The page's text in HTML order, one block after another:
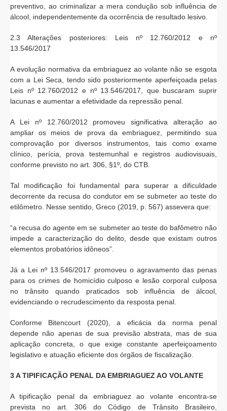
preventivo, ao criminalizar a mera condução sob influência de
álcool, independentemente da ocorrência de resultado lesivo.
2.3 Alterações posteriores: Leis nº 12.760/2012 e nº
13.546/2017
A evolução normativa da embriaguez ao volante não se esgota
com a Lei Seca, tendo sido posteriormente aperfeiçoada pelas
Leis nº 12.760/2012 e nº 13.546/2017, que buscaram suprir
lacunas e aumentar a efetividade da repressão penal.
A Lei nº 12.760/2012 promoveu significativa alteração ao
ampliar os meios de prova da embriaguez, permitindo sua
comprovação por diversos instrumentos, tais como exame
clínico, perícia, prova testemunhal e registros audiovisuais,
conforme previsto no art. 306, §1º, do CTB.
Tal modificação foi fundamental para superar a dificuldade
decorrente da recusa do condutor em se submeter ao teste do
etilômetro. Nesse sentido, Greco (2019, p. 567) assevera que:
“a recusa do agente em se submeter ao teste do bafômetro não
impede a caracterização do delito, desde que existam outros
elementos probatórios idôneos”.
Já a Lei nº 13.546/2017 promoveu o agravamento das penas
para os crimes de homicídio culposo e lesão corporal culposa
no trânsito quando praticados sob influência de álcool,
evidenciando o recrudescimento da resposta penal.
Conforme Bitencourt (2020), a eficácia da norma penal
depende não apenas de sua previsão abstrata, mas de sua
aplicação concreta, o que exige constante aperfeiçoamento
legislativo e atuação eficiente dos órgãos de fiscalização.
3 A TIPIFICAÇÃO PENAL DA EMBRIAGUEZ AO VOLANTE
A tipificação penal da embriaguez ao volante encontra-se
prevista no art. 306 do Código de Trânsito Brasileiro,